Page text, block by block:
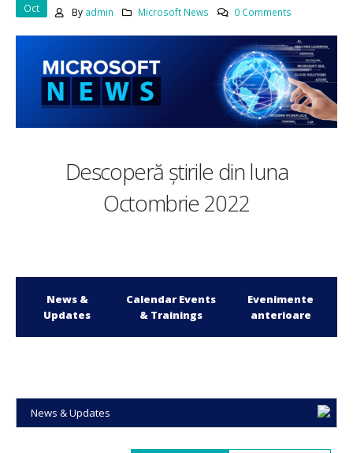
Oct By admin Microsoft News 0 Comments
Descoperă știrile din luna
Octombrie 2022
News &
Updates
Calendar Events
& Trainings
Evenimente
anterioare
News & Updates